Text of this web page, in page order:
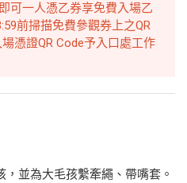
可一人憑乙券享免費入場乙
前掃描免費參觀券上之QR
憑證QR Code予入口處工作
並為大毛孩繫牽繩、帶嘴套。